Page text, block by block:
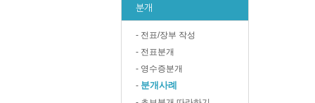
분개
- 전표/장부 작성
- 전표분개
- 영수증분개
- 분개사례